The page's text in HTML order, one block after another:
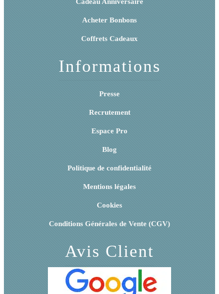
Acheter Bonbons
Coffrets Cadeaux
Informations
Presse
Recrutement
Espace Pro
Blog
Politique de confidentialité
Mentions légales
Cookies
Conditions Générales de Vente (CGV)
Avis Client